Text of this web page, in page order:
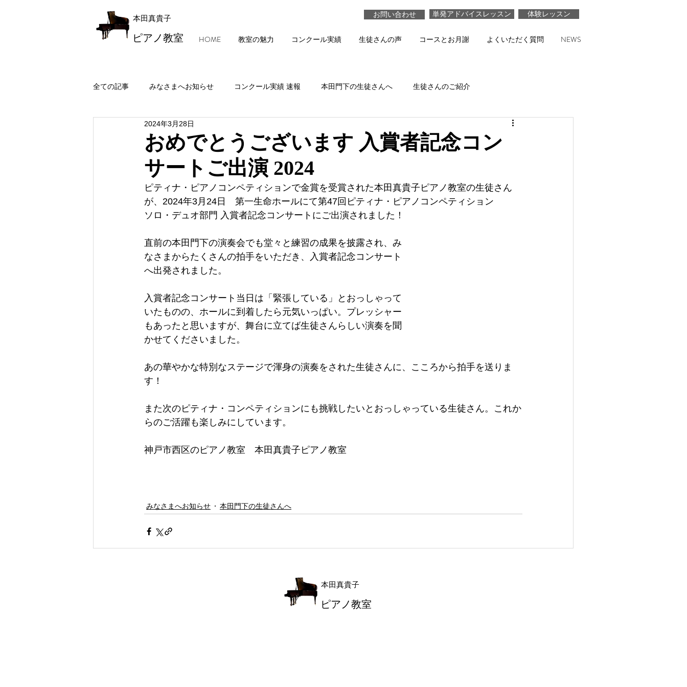
本田真貴子 お問い合わせ 単発アドバイスレッスン 体験レッスン
HOME 教室の魅力 コンクール実績 生徒さんの声 コースとお月謝 よくいただく質問 NEWS
ピアノ教室
全ての記事 みなさまへお知らせ コンクール実績 速報 本田門下の生徒さんへ 生徒さんのご紹介
レッスン風景・本田マジック
おめでとうございます 入賞者記念コン
サートご出演 2024
2024年3月28日
ピティナ・ピアノコンペティションで金賞を受賞された本田真貴子ピアノ教室の生徒さん
が、2024年3月24日　第一生命ホールにて第47回ピティナ・ピアノコンペティション
ソロ・デュオ部門 入賞者記念コンサートにご出演されました！
直前の本田門下の演奏会でも堂々と練習の成果を披露され、み
なさまからたくさんの拍手をいただき、入賞者記念コンサート
へ出発されました。
入賞者記念コンサート当日は「緊張している」とおっしゃって
いたものの、ホールに到着したら元気いっぱい。プレッシャー
もあったと思いますが、舞台に立てば生徒さんらしい演奏を聞
かせてくださいました。
あの華やかな特別なステージで渾身の演奏をされた生徒さんに、こころから拍手を送りま
す！
また次のピティナ・コンペティションにも挑戦したいとおっしゃっている生徒さん。これか
らのご活躍も楽しみにしています。
神戸市西区のピアノ教室　本田真貴子ピアノ教室
みなさまへお知らせ 本田門下の生徒さんへ
本田真貴子
ピアノ教室